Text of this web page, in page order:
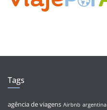
Tags
agência de viagens Airbnb argentina